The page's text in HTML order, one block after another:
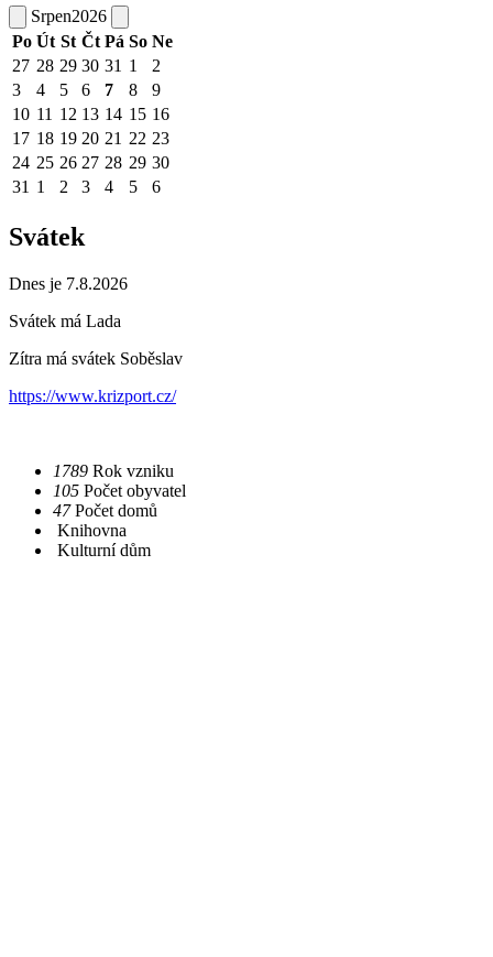
Srpen2026
Po Út St Čt Pá So Ne
27 28 29 30 31 1
2
3
4 5 6 7 8
9
10 11 12 13 14 15 16
17 18 19 20 21 22 23
24 25 26 27 28 29 30
31 1 2 3 4 5 6
Svátek
Dnes je 7.8.2026
Svátek má Lada
Zítra má svátek Soběslav
https://www.krizport.cz/
1789 Rok vzniku
105 Počet obyvatel
47 Počet domů
Knihovna
Kulturní dům